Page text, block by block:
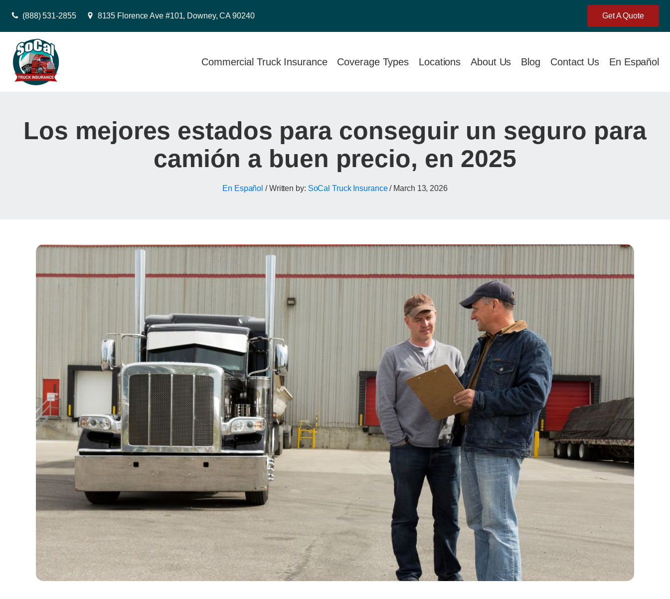
(888) 531-2855 8135 Florence Ave #101, Downey, CA 90240 Get A Quote
Commercial Truck Insurance Coverage Types Locations About Us Blog Contact Us En Español
Los mejores estados para conseguir un seguro para
camión a buen precio, en 2025
En Español / Written by: SoCal Truck Insurance/ March 13, 2026